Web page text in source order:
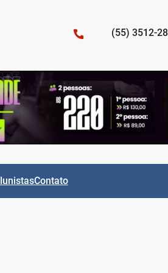
(55) 3512-
Contato